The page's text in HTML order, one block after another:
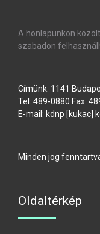
A honlapunkon
szabadon
Címünk: 1141
Tel: 489-0880 Fax:
E-mail: kdnp [kukac]
Minden jog
Oldaltérkép